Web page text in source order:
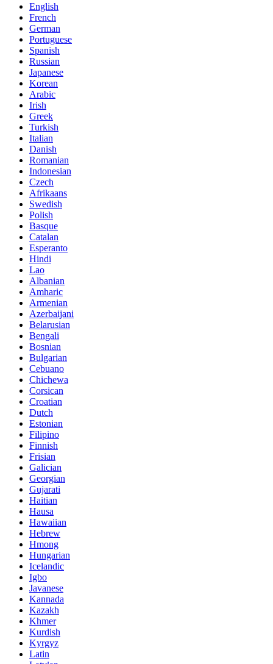
English
French
German
Portuguese
Spanish
Russian
Japanese
Korean
Arabic
Irish
Greek
Turkish
Italian
Danish
Romanian
Indonesian
Czech
Afrikaans
Swedish
Polish
Basque
Catalan
Esperanto
Hindi
Lao
Albanian
Amharic
Armenian
Azerbaijani
Belarusian
Bengali
Bosnian
Bulgarian
Cebuano
Chichewa
Corsican
Croatian
Dutch
Estonian
Filipino
Finnish
Frisian
Galician
Georgian
Gujarati
Haitian
Hausa
Hawaiian
Hebrew
Hmong
Hungarian
Icelandic
Igbo
Javanese
Kannada
Kazakh
Khmer
Kurdish
Kyrgyz
Latin